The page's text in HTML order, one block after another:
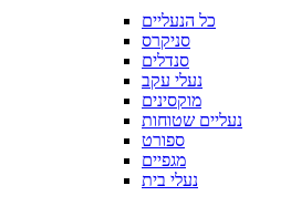
כל הנעליים
סניקרס
סנדלים
נעלי עקב
מוקסינים
נעליים שטוחות
ספורט
מגפיים
נעלי בית